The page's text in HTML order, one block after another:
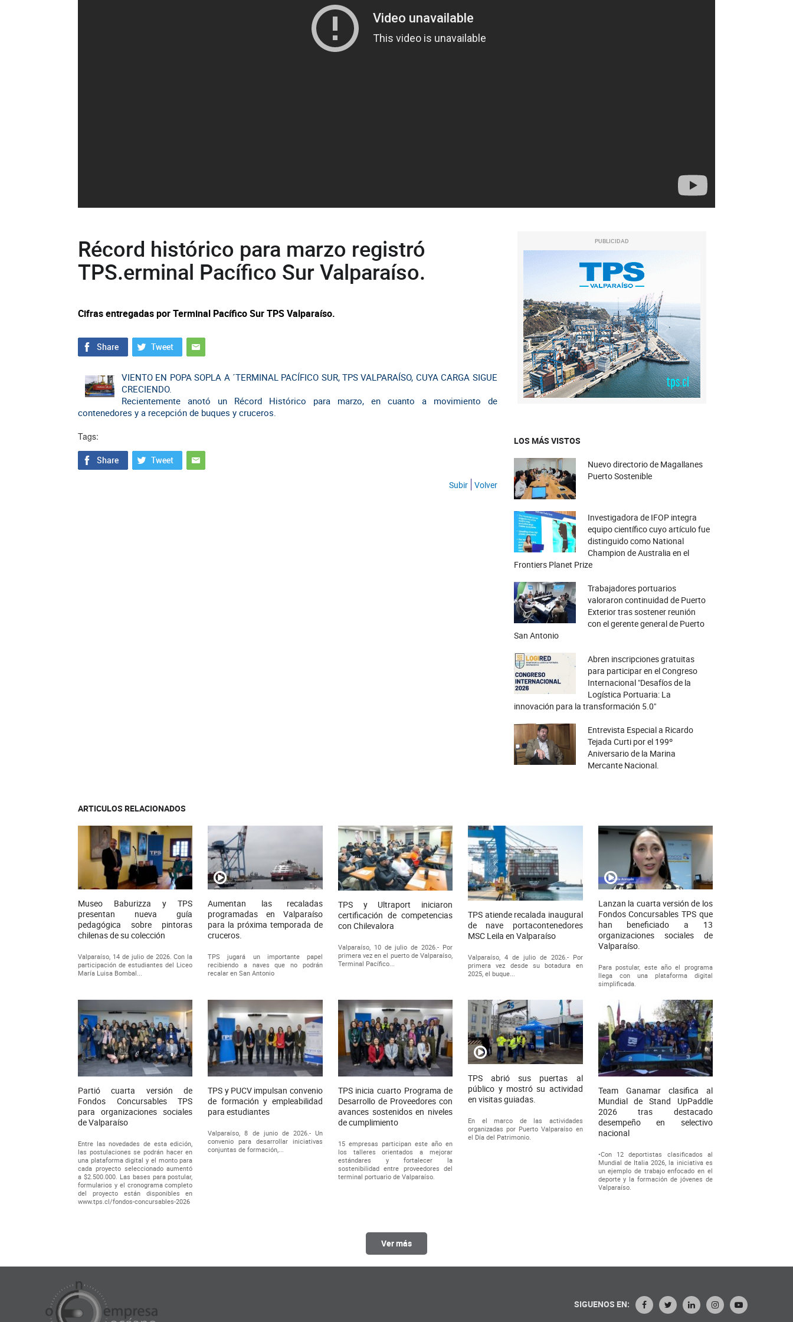
Récord histórico para marzo registró
TPS.erminal Pacífico Sur Valparaíso.
Cifras entregadas por Terminal Pacífico Sur TPS Valparaíso.
VIENTO EN POPA SOPLA A ´TERMINAL PACÍFICO SUR, TPS VALPARAÍSO, CUYA CARGA SIGUE
CRECIENDO.
Recientemente anotó un Récord Histórico para marzo, en cuanto a movimiento de
contenedores y a recepción de buques y cruceros.
Tags:
Subir Volver
PUBLICIDAD
LOS MÁS VISTOS
Nuevo directorio de Magallanes
Puerto Sostenible
Investigadora de IFOP integra
equipo científico cuyo artículo fue
distinguido como National
Champion de Australia en el
Frontiers Planet Prize
Trabajadores portuarios
valoraron continuidad de Puerto
Exterior tras sostener reunión
con el gerente general de Puerto
San Antonio
Abren inscripciones gratuitas
para participar en el Congreso
Internacional "Desafíos de la
Logística Portuaria: La
innovación para la transformación 5.0"
Entrevista Especial a Ricardo
Tejada Curti por el 199º
Aniversario de la Marina
Mercante Nacional.
ARTICULOS RELACIONADOS
Museo Baburizza y TPS
presentan nueva guía
pedagógica sobre pintoras
chilenas de su colección
Valparaíso, 14 de julio de 2026. Con la
participación de estudiantes del Liceo
María Luisa Bombal...
Aumentan las recaladas
programadas en Valparaíso
para la próxima temporada de
cruceros.
TPS jugará un importante papel
recibiendo a naves que no podrán
recalar en San Antonio
TPS y Ultraport iniciaron
certificación de competencias
con Chilevalora
Valparaíso, 10 de julio de 2026.- Por
primera vez en el puerto de Valparaíso,
Terminal Pacífico...
TPS atiende recalada inaugural
de nave portacontenedores
MSC Leila en Valparaíso
Valparaíso, 4 de julio de 2026.- Por
primera vez desde su botadura en
2025, el buque...
Lanzan la cuarta versión de los
Fondos Concursables TPS que
han beneficiado a 13
organizaciones sociales de
Valparaíso.
Para postular, este año el programa
llega con una plataforma digital
simplificada.
Partió cuarta versión de
Fondos Concursables TPS
para organizaciones sociales
de Valparaíso
Entre las novedades de esta edición,
las postulaciones se podrán hacer en
una plataforma digital y el monto para
cada proyecto seleccionado aumentó
a $2.500.000. Las bases para postular,
formularios y el cronograma completo
del proyecto están disponibles en
www.tps.cl/fondos-concursables-2026
TPS y PUCV impulsan convenio
de formación y empleabilidad
para estudiantes
Valparaíso, 8 de junio de 2026.- Un
convenio para desarrollar iniciativas
conjuntas de formación,...
TPS inicia cuarto Programa de
Desarrollo de Proveedores con
avances sostenidos en niveles
de cumplimiento
15 empresas participan este año en
los talleres orientados a mejorar
estándares y fortalecer la
sostenibilidad entre proveedores del
terminal portuario de Valparaíso.
TPS abrió sus puertas al
público y mostró su actividad
en visitas guiadas.
En el marco de las actividades
organizadas por Puerto Valparaíso en
el Día del Patrimonio.
Team Ganamar clasifica al
Mundial de Stand UpPaddle
2026 tras destacado
desempeño en selectivo
nacional
•Con 12 deportistas clasificados al
Mundial de Italia 2026, la iniciativa es
un ejemplo de trabajo enfocado en el
deporte y la formación de jóvenes de
Valparaíso.
Ver más
SIGUENOS EN: